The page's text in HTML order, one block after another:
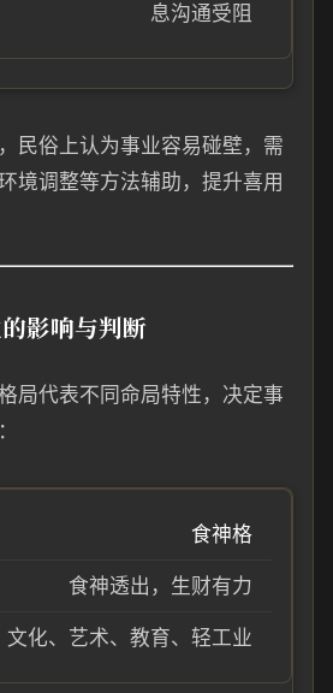
息沟通受阻
民俗上认为事业容易碰壁，需
境调整等方法辅助，提升喜用
影响与判断
局代表不同命局特性，决定事
食神格
食神透出，生财有力
文化、艺术、教育、轻工业